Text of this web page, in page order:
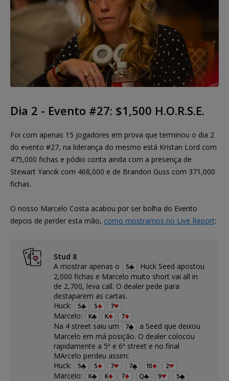
Dia 2 - Evento #27: $1,500 H.O.R.S.E.
Foi com apenas 15 jogadores em prova que terminou o dia 2
do evento #27, na liderança do mesmo está Kristan Lord com
475,000 fichas e pódio conta ainda com a presença de
Stewart Yancik com 468,000 e de Brandon Guss com 371,000
fichas.
O nosso Marcelo Costa acabou por ser bolha do Evento
depois de perder esta mão, como mostramos no Live Report:
Stud 8
A mostrar apenas o
5
Huck Seed apostou
2,000 fichas e Marcelo muito short vai all in
de 2,700, leva call. O dealer pede para
destaparem as cartas.
Huck:
5 5 7
Marcelo: K K 7
Na 4 street saiu um 7
a Seed que deixou
Marcelo em má posição. O dealer colocou
rapidamente a 5ª e 6ª street e no final
MArcelo perdeu assim:
Huck:
5 5 7 7 10 2
Marcelo: K K 7 Q 9 5